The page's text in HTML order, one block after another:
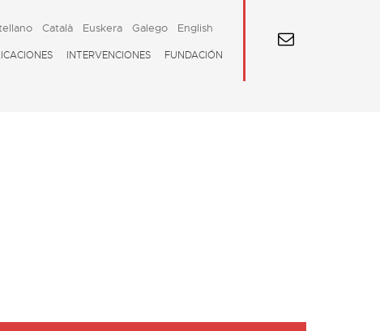
INTERVENCIONES FUNDACIÓN
Català Euskera Galego English